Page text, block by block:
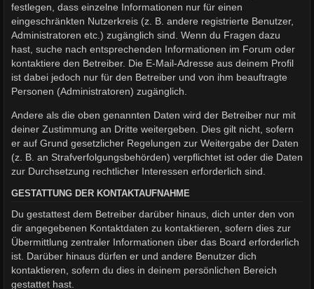
festlegen, dass einzelne Informationen nur für einen
eingeschränkten Nutzerkreis (z. B. andere registrierte Benutzer,
Administratoren etc.) zugänglich sind. Wenn du Fragen dazu
hast, suche nach entsprechenden Informationen im Forum oder
kontaktiere den Betreiber. Die E-Mail-Adresse aus deinem Profil
ist dabei jedoch nur für den Betreiber und von ihm beauftragte
Personen (Administratoren) zugänglich.
Andere als die oben genannten Daten wird der Betreiber nur mit
deiner Zustimmung an Dritte weitergeben. Dies gilt nicht, sofern
er auf Grund gesetzlicher Regelungen zur Weitergabe der Daten
(z. B. an Strafverfolgungsbehörden) verpflichtet ist oder die Daten
zur Durchsetzung rechtlicher Interessen erforderlich sind.
GESTATTUNG DER KONTAKTAUFNAHME
Du gestattest dem Betreiber darüber hinaus, dich unter den von
dir angegebenen Kontaktdaten zu kontaktieren, sofern dies zur
Übermittlung zentraler Informationen über das Board erforderlich
ist. Darüber hinaus dürfen er und andere Benutzer dich
kontaktieren, sofern du dies in deinem persönlichen Bereich
gestattet hast.